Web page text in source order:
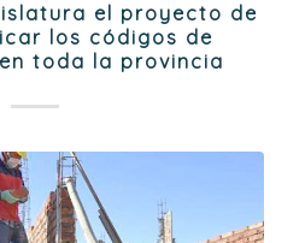
el proyecto de
los códigos de
toda la provincia